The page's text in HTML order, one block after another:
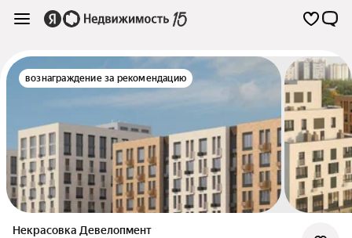
вознаграждение за рекомендацию
Некрасовка Девелопмент